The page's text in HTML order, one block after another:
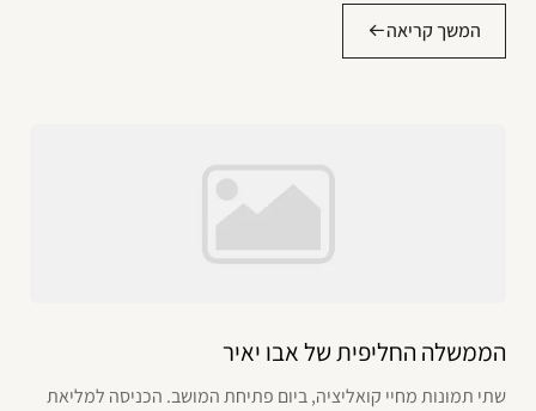
המשך קריאה
הממשלה החליפית של אבו יאיר
שתי תמונות מחיי קואליציה, ביום פתיחת המושב. הכניסה למליאת